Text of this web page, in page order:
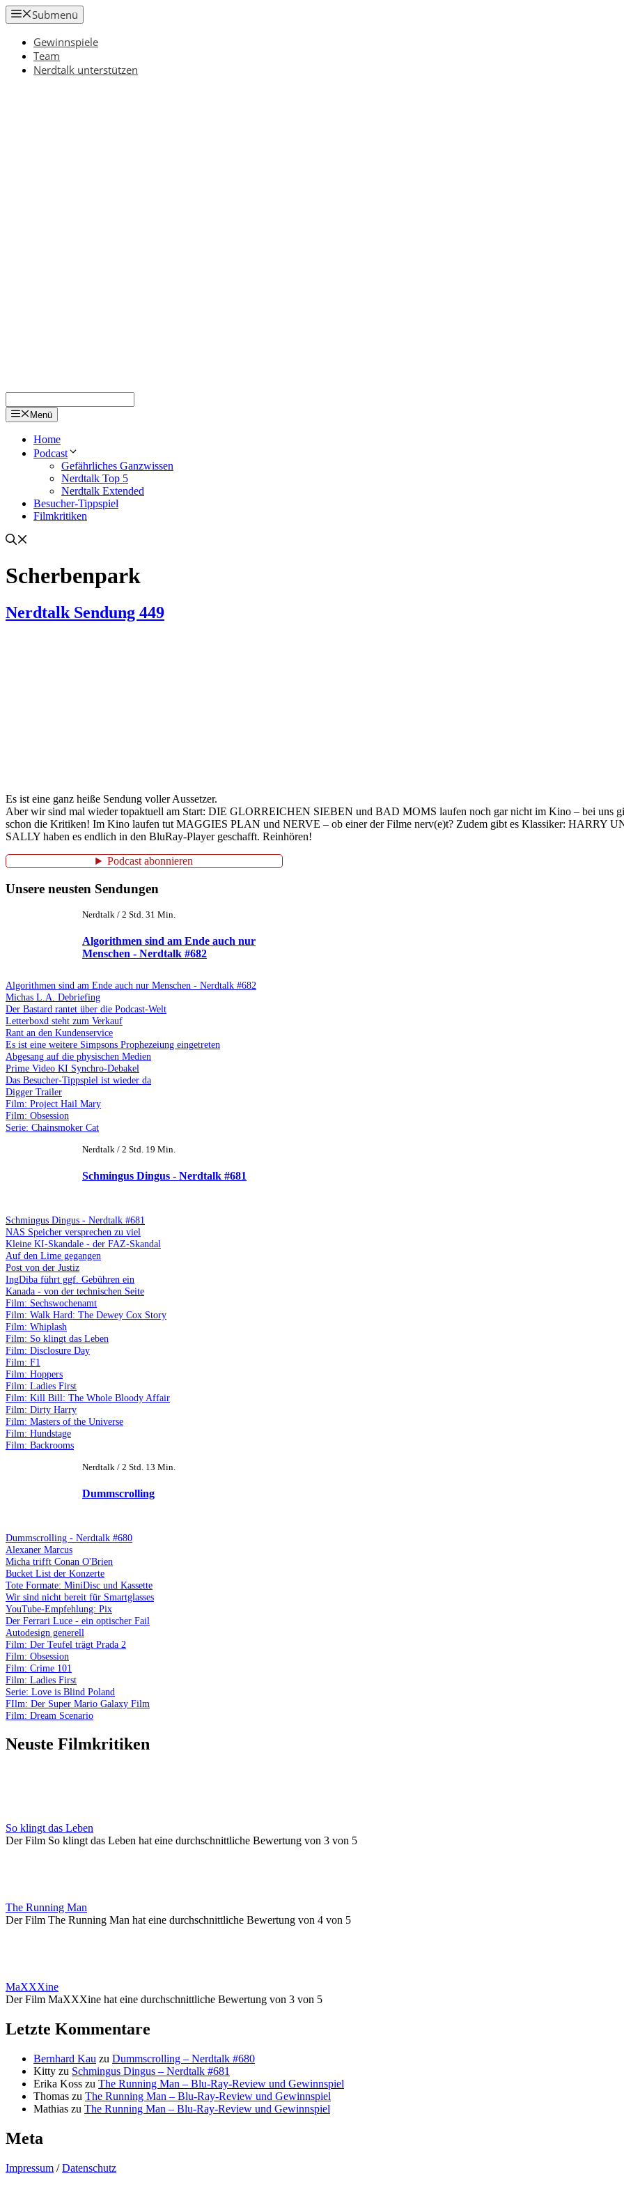
Zum
Inhalt
springen
Submenü
Gewinnspiele
Team
Nerdtalk unterstützen
Menü
Home
Podcast
Gefährliches Ganzwissen
Nerdtalk Top 5
Nerdtalk Extended
Besucher-Tippspiel
Filmkritiken
Scherbenpark
Nerdtalk Sendung 449
Es ist eine ganz heiße Sendung voller Aussetzer.
Aber wir sind mal wieder topaktuell am Start: DIE GLORREICHEN SIEBEN und BAD MOMS laufen noch gar nicht im Kino – bei uns
schon die Kritiken! Im Kino laufen tut MAGGIES PLAN und NERVE – ob einer der Filme nerv(e)t? Zudem gibt es Klassiker: HARRY
SALLY haben es endlich in den BluRay-Player geschafft. Reinhören!
Podcast abonnieren
Unsere neusten Sendungen
Nerdtalk / 2 Std. 31 Min.
Algorithmen sind am Ende auch nur
Menschen - Nerdtalk #682
Algorithmen sind am Ende auch nur Menschen - Nerdtalk #682
Michas L.A. Debriefing
Der Bastard rantet über die Podcast-Welt
Letterboxd steht zum Verkauf
Rant an den Kundenservice
Es ist eine weitere Simpsons Prophezeiung eingetreten
Abgesang auf die physischen Medien
Prime Video KI Synchro-Debakel
Das Besucher-Tippspiel ist wieder da
Digger Trailer
Film: Project Hail Mary
Film: Obsession
Serie: Chainsmoker Cat
Nerdtalk / 2 Std. 19 Min.
Schmingus Dingus - Nerdtalk #681
Schmingus Dingus - Nerdtalk #681
NAS Speicher versprechen zu viel
Kleine KI-Skandale - der FAZ-Skandal
Auf den Lime gegangen
Post von der Justiz
IngDiba führt ggf. Gebühren ein
Kanada - von der technischen Seite
Film: Sechswochenamt
Film: Walk Hard: The Dewey Cox Story
Film: Whiplash
Film: So klingt das Leben
Film: Disclosure Day
Film: F1
Film: Hoppers
Film: Ladies First
Film: Kill Bill: The Whole Bloody Affair
Film: Dirty Harry
Film: Masters of the Universe
Film: Hundstage
Film: Backrooms
Nerdtalk / 2 Std. 13 Min.
Dummscrolling
Dummscrolling - Nerdtalk #680
Alexaner Marcus
Micha trifft Conan O'Brien
Bucket List der Konzerte
Tote Formate: MiniDisc und Kassette
Wir sind nicht bereit für Smartglasses
YouTube-Empfehlung: Pix
Der Ferrari Luce - ein optischer Fail
Autodesign generell
Film: Der Teufel trägt Prada 2
Film: Obsession
Film: Crime 101
Film: Ladies First
Serie: Love is Blind Poland
FIlm: Der Super Mario Galaxy Film
Film: Dream Scenario
Neuste Filmkritiken
So klingt das Leben
Der Film So klingt das Leben hat eine durchschnittliche Bewertung von 3 von 5
The Running Man
Der Film The Running Man hat eine durchschnittliche Bewertung von 4 von 5
MaXXXine
Der Film MaXXXine hat eine durchschnittliche Bewertung von 3 von 5
Letzte Kommentare
Bernhard Kau zu Dummscrolling – Nerdtalk #680
Kitty zu Schmingus Dingus – Nerdtalk #681
Erika Koss zu The Running Man – Blu-Ray-Review und Gewinnspiel
Thomas zu The Running Man – Blu-Ray-Review und Gewinnspiel
Mathias zu The Running Man – Blu-Ray-Review und Gewinnspiel
Meta
Impressum /Datenschutz